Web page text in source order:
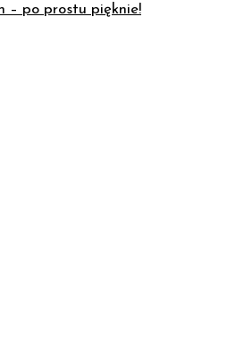
– po prostu pięknie!